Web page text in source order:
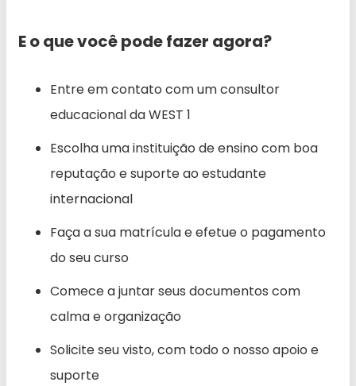
E o que você pode fazer agora?
Entre em contato com um consultor
educacional da WEST 1
Escolha uma instituição de ensino com boa
reputação e suporte ao estudante
internacional
Faça a sua matrícula e efetue o pagamento
do seu curso
Comece a juntar seus documentos com
calma e organização
Solicite seu visto, com todo o nosso apoio e
suporte